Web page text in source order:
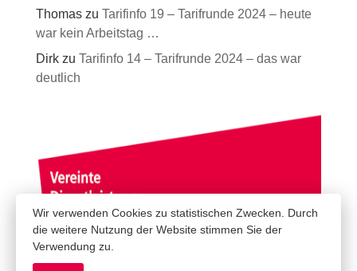
Thomaszu Tarifinfo 19 – Tarifrunde 2024 – heute
war kein Arbeitstag …
Dirkzu Tarifinfo 14 – Tarifrunde 2024 – das war
deutlich
Wir verwenden Cookies zu statistischen Zwecken. Durch
die weitere Nutzung der Website stimmen Sie der
Verwendung zu.